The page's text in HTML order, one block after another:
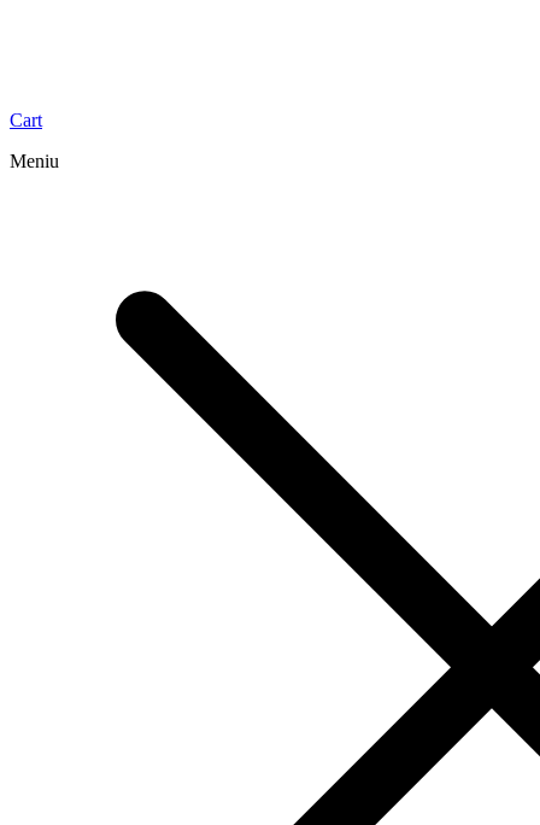
Cart
Meniu